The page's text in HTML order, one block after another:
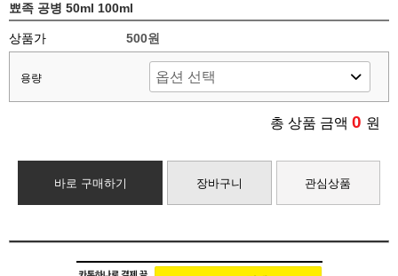
뾰족 공병 50ml 100ml
상품가 500원
용량
총 상품 금액 0 원
바로 구매하기 장바구니 관심상품